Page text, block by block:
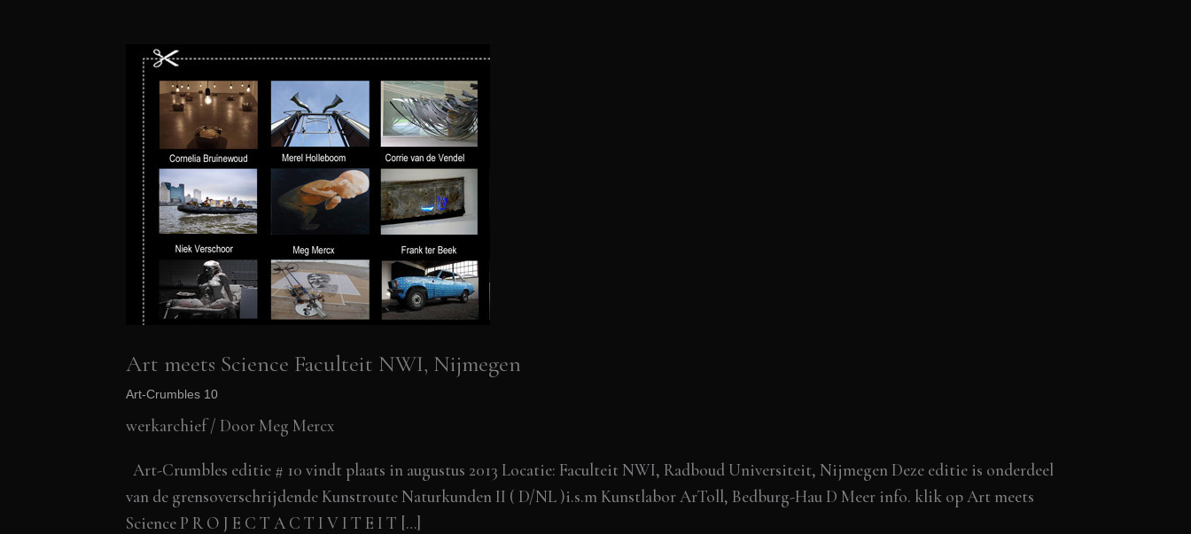
Art meets Science Faculteit NWI, Nijmegen
Art-Crumbles 10
werkarchief/ Door Meg Mercx
Art-Crumbles editie # 10 vindt plaats in augustus 2013 Locatie: Faculteit NWI, Radboud Universiteit, Nijmegen Deze editie is onderdeel
van de grensoverschrijdende Kunstroute Naturkunden II ( D/NL )i.s.m Kunstlabor ArToll, Bedburg-Hau D Meer info. klik op Art meets
Science P R O J E C T A C T I V I T E I T […]